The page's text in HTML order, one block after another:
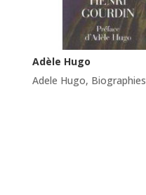
Adèle Hugo
Adele Hugo, Biographies